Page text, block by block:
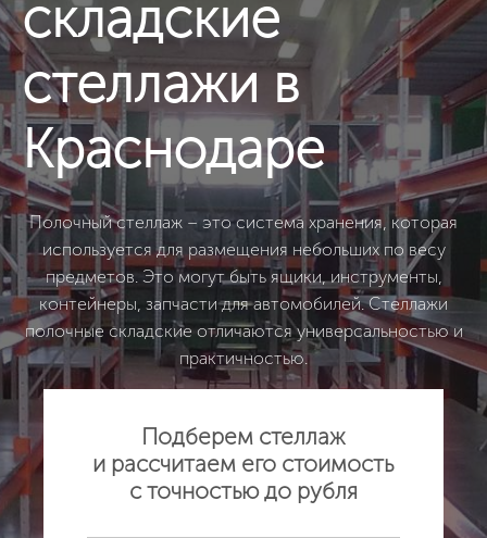
складские
стеллажи в
Краснодаре
Полочный стеллаж – это система хранения, которая
используется для размещения небольших по весу
предметов. Это могут быть ящики, инструменты,
контейнеры, запчасти для автомобилей. Стеллажи
полочные складские отличаются универсальностью и
практичностью.
Подберем стеллаж
и рассчитаем его стоимость
с точностью до рубля